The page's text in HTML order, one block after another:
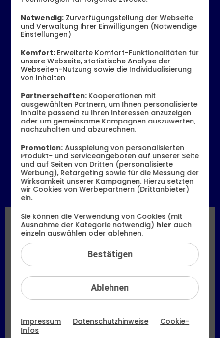
Monatlicher Tarifpreis
6,99 €
Einmaliger Gerätepreisab: 1,– €
Gerät auswählen
Samsung
Galaxy Tab A11+ 5G
Notwendig: Zurverfügungstellung der Webseite
und Verwaltung Ihrer Einwilligungen (Notwendige
Einstellungen)
Komfort: Erweiterte Komfort-Funktionalitäten für
unsere Webseite, statistische Analyse der
Webseiten-Nutzung sowie die Individualisierung
von Inhalten
Partnerschaften: Kooperationen mit
ausgewählten Partnern, um Ihnen personalisierte
Inhalte passend zu Ihren Interessen anzuzeigen
oder um gemeinsame Kampagnen auszuwerten,
nachzuhalten und abzurechnen.
Promotion: Ausspielung von personalisierten
Produkt- und Serviceangeboten auf unserer Seite
und auf Seiten von Dritten (personalisierte
Werbung), Retargeting sowie für die Messung der
Wirksamkeit unserer Kampagnen. Hierzu setzten
wir Cookies von Werbepartnern (Drittanbieter)
ein.
Ablehnen
Sie können die Verwendung von Cookies (mit
Ausnahme der Kategorie notwendig) hier auch
einzeln auswählen oder ablehnen.
Bestätigen
Impressum Datenschutzhinweise
Cookie-
Infos